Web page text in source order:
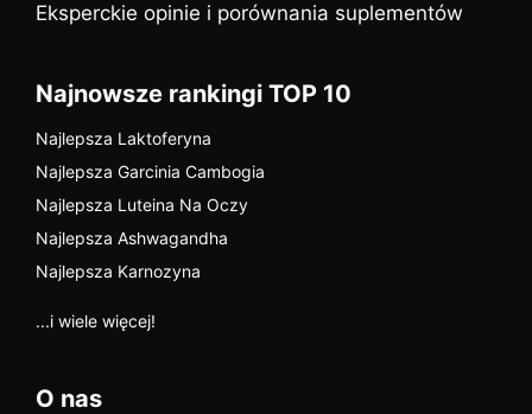
Eksperckie opinie i porównania suplementów
Najnowsze rankingi TOP 10
Najlepsza Laktoferyna
Najlepsza Garcinia Cambogia
Najlepsza Luteina Na Oczy
Najlepsza Ashwagandha
Najlepsza Karnozyna
...i wiele więcej!
O nas